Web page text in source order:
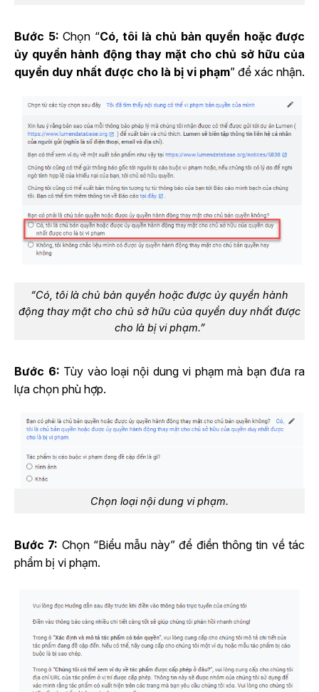
Bước 5: Chọn “Có, tôi là chủ bản quyền hoặc được
ủy quyền hành động thay mặt cho chủ sở hữu của
quyền duy nhất được cho là bị vi phạm” để xác nhận.
“Có, tôi là chủ bản quyền hoặc được ủy quyền hành
động thay mặt cho chủ sở hữu của quyền duy nhất được
cho là bị vi phạm.”
Bước 6: Tùy vào loại nội dung vi phạm mà bạn đưa ra
lựa chọn phù hợp.
Chọn loại nội dung vi phạm.
Bước 7: Chọn “Biểu mẫu này” để điền thông tin về tác
phẩm bị vi phạm.